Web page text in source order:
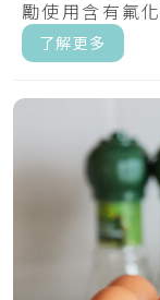
勵使用含有氟
齒上塗.....
了解更多